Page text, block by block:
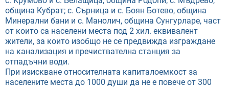
община Кубрат; с. Сърница и с. Боян Ботево, община
Минерални бани и с. Манолич, община Сунгурларе, част
от които са населени места под 2 хил. еквивалент
жители, за които изобщо не се предвижда изграждане
на канализация и пречиствателна станция за
отпадъчни води.
При изискване относителната капиталоемкост за
населените места до 1000 души да не е повече от 300